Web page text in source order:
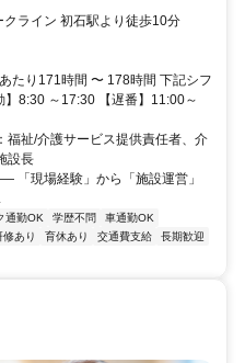
ライン 初石駅より徒歩10分
たり171時間 〜 178時間 下記シフ
】8:30 ～17:30 【遅番】11:00～
福祉/介護サービス提供責任者、介
設長
経験」から「施設運営」
通勤OK 学歴不問
車通勤OK
修あり 育休あり 交通費支給
長期歓迎